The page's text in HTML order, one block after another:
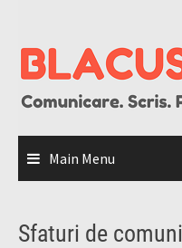
content
Main Menu
Sfaturi de